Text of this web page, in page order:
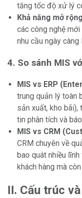
tăng tốc độ xử lý
Khả năng mở
các công nghệ
nhu cầu ngày càng
4. So sánh MIS
MIS vs ERP
trung quản lý toàn
sản xuất, kho bãi),
tin phân tích và
MIS vs CRM
CRM chuyên về
bao quát nhiều
khách hàng mà
II. Cấu trúc